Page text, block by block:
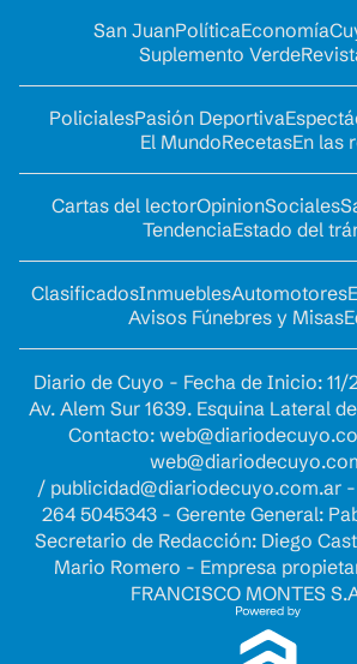
San JuanPolíticaEconomía
Suplemento Verde
PolicialesPasión Deportiva
El MundoRecetasEn las
Cartas del lectorOpinionSociales
TendenciaEstado del
ClasificadosInmueblesAutomotores
Avisos Fúnebres y Misas
Diario de Cuyo - Fecha de Inicio:
Av. Alem Sur 1639. Esquina Lateral
Contacto:
/ publicidad@diariodecuyo.com.ar-
264 5045343 - Gerente General:
Secretario de Redacción: Diego
Mario Romero - Empresa
FRANCISCO MONTES